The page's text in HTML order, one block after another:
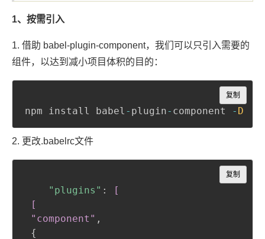
1、按需引入
1. 借助 babel-plugin-component，我们可以只引入需要的
组件，以达到减小项目体积的目的：
npm install babel - plugin- component - D
复制
Copy
2. 更改.babelrc文件
"plugins" :
[
[
"component" ,
{
复制
Copy